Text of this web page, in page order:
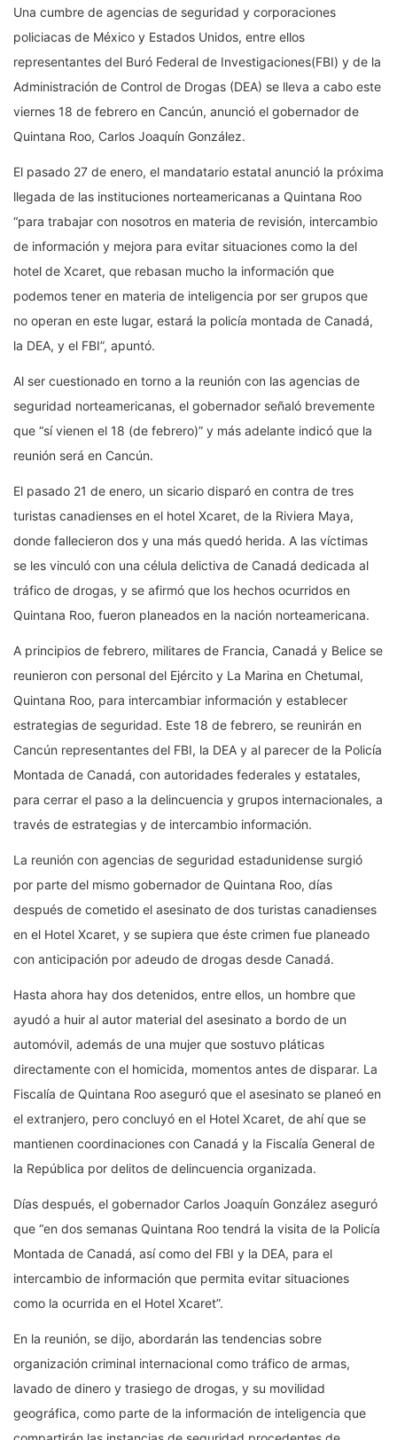
Una cumbre de agencias de seguridad y corporaciones
policiacas de México y Estados Unidos, entre ellos
representantes del Buró Federal de Investigaciones(FBI) y de la
Administración de Control de Drogas (DEA) se lleva a cabo este
viernes 18 de febrero en Cancún, anunció el gobernador de
Quintana Roo, Carlos Joaquín González.
El pasado 27 de enero, el mandatario estatal anunció la próxima
llegada de las instituciones norteamericanas a Quintana Roo
“para trabajar con nosotros en materia de revisión, intercambio
de información y mejora para evitar situaciones como la del
hotel de Xcaret, que rebasan mucho la información que
podemos tener en materia de inteligencia por ser grupos que
no operan en este lugar, estará la policía montada de Canadá,
la DEA, y el FBI”, apuntó.
Al ser cuestionado en torno a la reunión con las agencias de
seguridad norteamericanas, el gobernador señaló brevemente
que “sí vienen el 18 (de febrero)” y más adelante indicó que la
reunión será en Cancún.
El pasado 21 de enero, un sicario disparó en contra de tres
turistas canadienses en el hotel Xcaret, de la Riviera Maya,
donde fallecieron dos y una más quedó herida. A las víctimas
se les vinculó con una célula delictiva de Canadá dedicada al
tráfico de drogas, y se afirmó que los hechos ocurridos en
Quintana Roo, fueron planeados en la nación norteamericana.
A principios de febrero, militares de Francia, Canadá y Belice se
reunieron con personal del Ejército y La Marina en Chetumal,
Quintana Roo, para intercambiar información y establecer
estrategias de seguridad. Este 18 de febrero, se reunirán en
Cancún representantes del FBI, la DEA y al parecer de la Policía
Montada de Canadá, con autoridades federales y estatales,
para cerrar el paso a la delincuencia y grupos internacionales, a
través de estrategias y de intercambio información.
La reunión con agencias de seguridad estadunidense surgió
por parte del mismo gobernador de Quintana Roo, días
después de cometido el asesinato de dos turistas canadienses
en el Hotel Xcaret, y se supiera que éste crimen fue planeado
con anticipación por adeudo de drogas desde Canadá.
Hasta ahora hay dos detenidos, entre ellos, un hombre que
ayudó a huir al autor material del asesinato a bordo de un
automóvil, además de una mujer que sostuvo pláticas
directamente con el homicida, momentos antes de disparar. La
Fiscalía de Quintana Roo aseguró que el asesinato se planeó en
el extranjero, pero concluyó en el Hotel Xcaret, de ahí que se
mantienen coordinaciones con Canadá y la Fiscalía General de
la República por delitos de delincuencia organizada.
Días después, el gobernador Carlos Joaquín González aseguró
que “en dos semanas Quintana Roo tendrá la visita de la Policía
Montada de Canadá, así como del FBI y la DEA, para el
intercambio de información que permita evitar situaciones
como la ocurrida en el Hotel Xcaret”.
En la reunión, se dijo, abordarán las tendencias sobre
organización criminal internacional como tráfico de armas,
lavado de dinero y trasiego de drogas, y su movilidad
geográfica, como parte de la información de inteligencia que